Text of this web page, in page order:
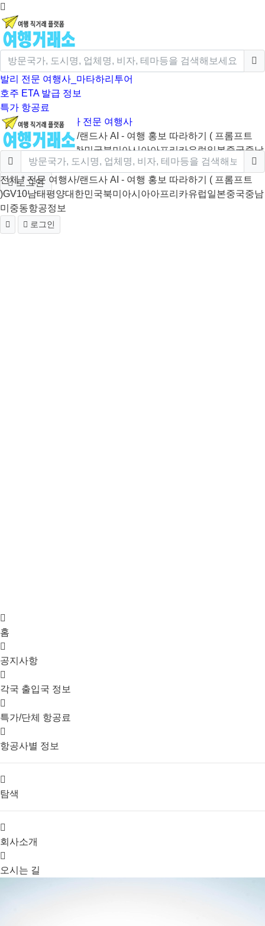
발리 전문 여행사_마타하리투어
호주 ETA 발급 정보
특가 항공료
크루즈/미국/캐나다 전문 여행사
전체 * 전문 여행사/랜드사 AI - 여행 홍보 따라하기 ( 프롬프트
)GV10남태평양대한민국북미아시아아프리카유럽일본중국중남
미중동 항공정보
로그인
전체 * 전문 여행사/랜드사 AI - 여행 홍보 따라하기 ( 프롬프트
)GV10남태평양대한민국북미 아시아아프리카유럽일본중국중남
미 중동항공정보
로그인
홈
공지사항
각국 출입국 정보
특가/단체 항공료
항공사별 정보
탐색
회사소개
오시는 길